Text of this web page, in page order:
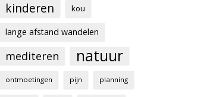
kinderen kou
lange afstand wandelen
mediteren natuur
ontmoetingen pijn planning